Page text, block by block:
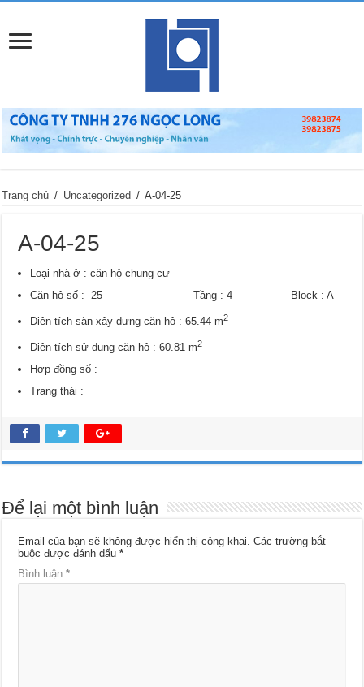
Trang chủ / Uncategorized / A-04-25
A-04-25
Loại nhà ở : căn hộ chung cư
Căn hộ số : 25 Tầng : 4 Block : A
Diện tích sàn xây dựng căn hộ : 65.44 m2
Diện tích sử dụng căn hộ : 60.81 m2
Hợp đồng số :
Trang thái :
Để lại một bình luận
Email của bạn sẽ không được hiển thị công khai. Các trường bắt
buộc được đánh dấu*
Bình luận*